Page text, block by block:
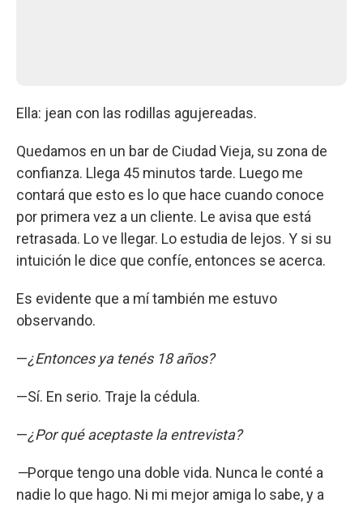
Ella: jean con las rodillas agujereadas.
Quedamos en un bar de Ciudad Vieja, su zona de
confianza. Llega 45 minutos tarde. Luego me
contará que esto es lo que hace cuando conoce
por primera vez a un cliente. Le avisa que está
retrasada. Lo ve llegar. Lo estudia de lejos. Y si su
intuición le dice que confíe, entonces se acerca.
Es evidente que a mí también me estuvo
observando.
—¿Entonces ya tenés 18 años?
—Sí. En serio. Traje la cédula.
—¿Por qué aceptaste la entrevista?
—Porque tengo una doble vida. Nunca le conté a
nadie lo que hago. Ni mi mejor amiga lo sabe, y a